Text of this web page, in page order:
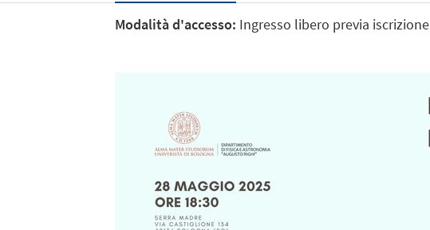
Modalità d'accesso: Ingresso libero previa iscrizione